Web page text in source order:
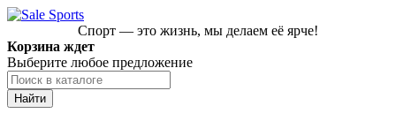
Спорт — это жизнь, мы делаем её ярче!
Корзина ждет
Выберите любое предложение
Найти